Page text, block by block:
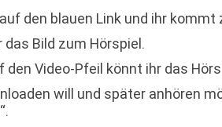
den blauen Link und ihr kommt
das Bild zum Hörspiel.
den Video-Pfeil könnt ihr das
will und später anhören